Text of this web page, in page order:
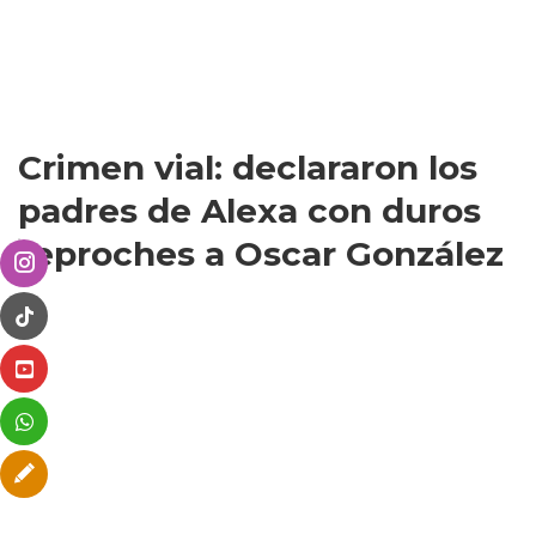
Crimen vial: declararon los
padres de Alexa con duros
reproches a Oscar González